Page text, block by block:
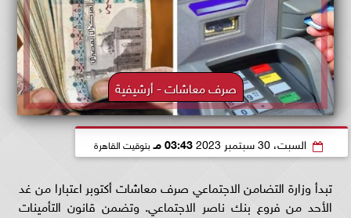
صرف معاشات - أرشيفية
السبت، 30 سبتمبر 2023 03:43 مـ بتوقيت القاهرة
تبدأ وزارة التضامن الاجتماعي صرف معاشات أكتوبر اعتبارا من غد
الأحد من فروع بنك ناصر الاجتماعي. وتضمن قانون التأمينات